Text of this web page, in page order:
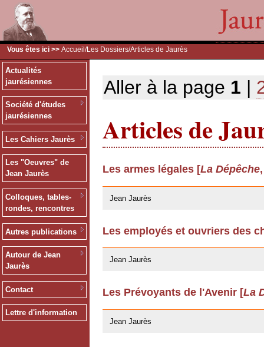
Vous êtes ici >> Accueil /Les Dossiers/Articles de Jaurès
Actualités
jaurésiennes
Société d'études
jaurésiennes
Les Cahiers Jaurès
Les "Oeuvres" de
Jean Jaurès
Colloques, tables-
rondes, rencontres
Autres publications
Autour de Jean
Jaurès
Contact
Lettre d'information
Aller à la page 1 |
Articles de
Les armes légales [La Dépêche
Jean Jaurès
Les employés et ouvriers des
Jean Jaurès
Les Prévoyants de l'Avenir [La
Jean Jaurès